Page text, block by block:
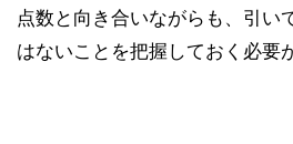
点数と向き合いながらも、引い
はないことを把握しておく必要